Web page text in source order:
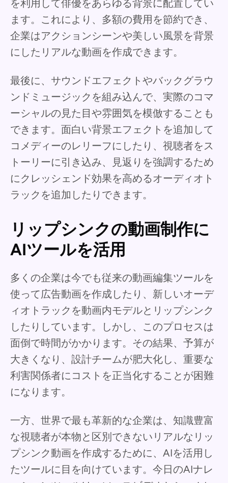
を利用して俳優をあらゆる背景に配置してい
ます。これにより、多額の費用を節約でき、
企業はアクションシーンや美しい風景を背景
にしたリアルな動画を作成できます。
最後に、サウンドエフェクトやバックグラウ
ンドミュージックを組み込んで、実際のコマ
ーシャルの見た目や雰囲気を模倣することも
できます。面白い背景エフェクトを追加して
コメディーのレリーフにしたり、視聴者をス
トーリーに引き込み、見返りを強調するため
にクレッシェンド効果を高めるオーディオト
ラックを追加したりできます。
リップシンクの動画制作に
AIツールを活用
多くの企業は今でも従来の動画編集ツールを
使って広告動画を作成したり、新しいオーデ
ィオトラックを動画内モデルとリップシンク
したりしています。しかし、このプロセスは
面倒で時間がかかります。その結果、予算が
大きくなり、設計チームが肥大化し、重要な
利害関係者にコストを正当化することが困難
になります。
一方、世界で最も革新的な企業は、知識豊富
な視聴者が本物と区別できないリアルなリッ
プシンク動画を作成するために、AIを活用し
たツールに目を向けています。今日のAIナレ